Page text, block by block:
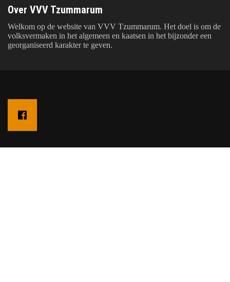
Over VVV Tzummarum
Welkom op de website van VVV Tzummarum. Het doel is om de
volksvermaken in het algemeen en kaatsen in het bijzonder een
georganiseerd karakter te geven.